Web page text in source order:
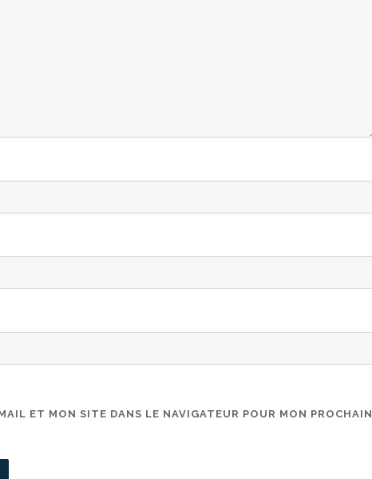
ET MON SITE DANS LE NAVIGATEUR POUR MON PROCHAIN